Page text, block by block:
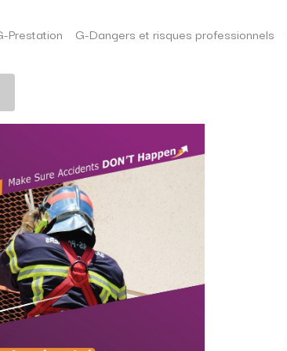
Prestation G-Dangers et risques professionnels